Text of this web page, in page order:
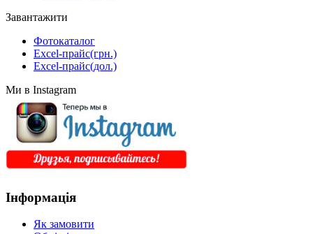
Завантажити
Фотокаталог
Excel-прайс(грн.)
Excel-прайс(дол.)
Ми в Instagram
Інформація
Як замовити